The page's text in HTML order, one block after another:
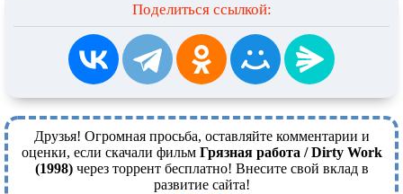
Поделиться ссылкой:
Друзья! Огромная просьба, оставляйте комментарии и
оценки, если скачали фильм Грязная работа / Dirty Work
(1998)через торрент бесплатно! Внесите свой вклад в
развитие сайта!